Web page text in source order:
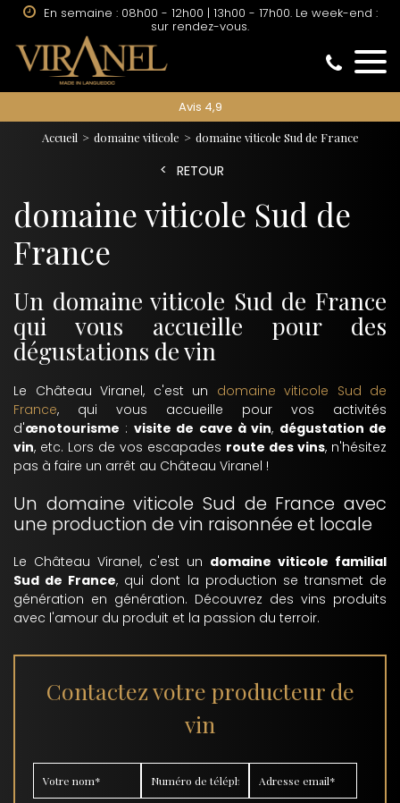
sur rendez-vous.
Avis 4,9
Accueil domaine viticole domaine viticole Sud de France
RETOUR
domaine viticole Sud de
France
Un domaine viticole Sud de France
qui vous accueille pour des
dégustations de vin
Le Château Viranel, c'est un domaine viticole Sud de
France, qui vous accueille pour vos activités
d'œnotourisme : visite de cave à vin, dégustation de
vin, etc. Lors de vos escapades route des vins, n'hésitez
pas à faire un arrêt au Château Viranel !
Un domaine viticole Sud de France avec
une production de vin raisonnée et locale
Le Château Viranel, c'est un domaine viticole familial
Sud de France, qui dont la production se transmet de
génération en génération. Découvrez des vins produits
avec l'amour du produit et la passion du terroir.
Contactez votre producteur de
vin